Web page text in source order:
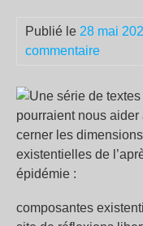
Publié le 28 mai
commentaire
composantes